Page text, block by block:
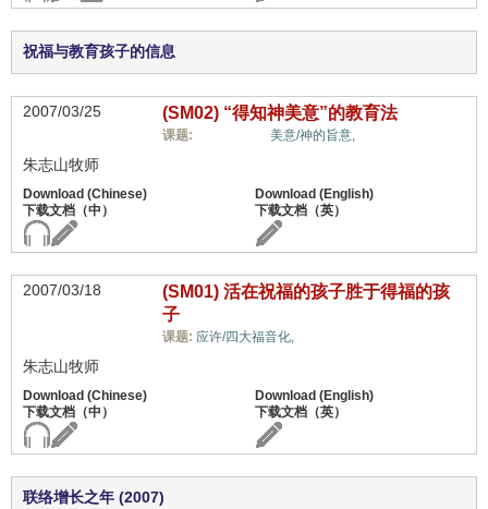
祝福与教育孩子的信息
2007/03/25 (SM02) “得知神美意”的教育法
课题: 美意/神的旨意,
朱志山牧师
2007/03/18
(SM01) 活在祝福的孩子胜于得福的孩
子
课题: 应许/四大福音化,
朱志山牧师
联络增长之年 (2007)